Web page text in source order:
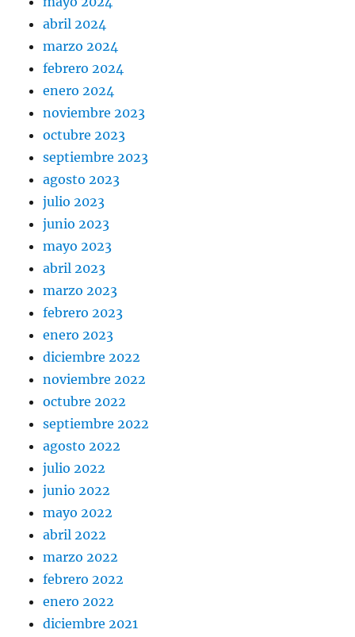
abril 2024
marzo 2024
febrero 2024
enero 2024
noviembre 2023
octubre 2023
septiembre 2023
agosto 2023
julio 2023
junio 2023
mayo 2023
abril 2023
marzo 2023
febrero 2023
enero 2023
diciembre 2022
noviembre 2022
octubre 2022
septiembre 2022
agosto 2022
julio 2022
junio 2022
mayo 2022
abril 2022
marzo 2022
febrero 2022
enero 2022
diciembre 2021